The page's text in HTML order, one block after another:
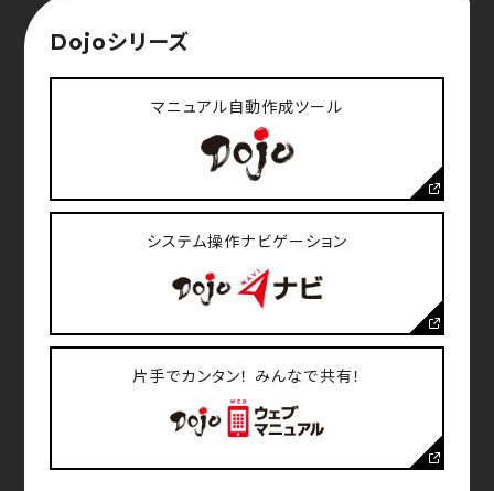
足によりお問合せ及び資料のご請求へのご対応が
い場合があります。
7.CookieやWebビーコンに関して
Cookie（クッキー）を利用しています。クッキーは、使
用するブラウザを特定する機能があり、ウェブサイトの
標準的な技術として一般的に多くのウェブサイトで用
いられています。 お客様へのサービス向上の目的で
Cookieを使用する場合がありますが、Cookieに基
づく情報から、お客さまの個人情報を特定することは
行っておりません。
お客様のご利用されているブラウザの設定をご自身で
変更することにより、Cookieの受け取りを拒否する、
または受け取ったときに警告を表示させることができ
Dojoシリーズ
マニュアル自動作成ツール
システム操作ナビゲーション
片手でカンタン！ みんなで共有！